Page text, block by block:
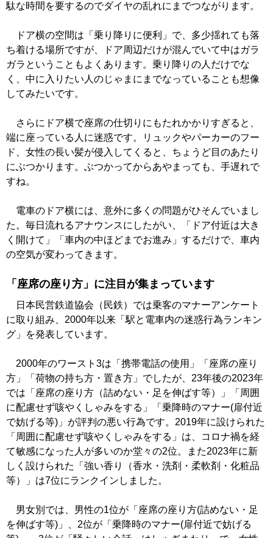
駄な時間を要するのでダイヤの乱れにまでつながります。
ドア横の空間は「乗り降りに便利」で、多少揺れても落
ち着ける場所ですが、ドア周辺だけが混んでいて中はガラ
ガラということもよくあります。乗り降りの人だけでな
く、中に入りたい人のじゃまにまでなっていることも想像
してみたいです。
さらにドア横で座席の仕切りにもたれかかりすぎると、
端に座っている人に迷惑です。リュックやパーカーのフー
ド、女性の長い髪が侵入してくると、ちょうど目のあたり
にぶつかります。ぶつかってからあやまっても、手遅れで
すね。
電車のドア横には、意外に多くの問題がひそんでいまし
た。毎日流れるアナウンスにしたがい、「ドア付近は大き
く開けて」「車内の中ほどまでお進み」するだけで、車内
の空気が変わってきます。
「座席の座り方」に注目が集まっています
日本民営鉄道協会（民鉄）では乗客のマナーアンケート
に取り組み、2000年以来「駅と電車内の迷惑行為ランキン
グ」を発表しています。
2000年のワースト3は「携帯電話の使用」「座席の座り
方」「荷物の持ち方・置き方」でしたが、23年後の2023年
では「座席の座り方（詰めない・足を伸ばす等）」「周囲
に配慮せず咳やくしゃみをする」「乗降時のマナー(扉付近
で妨げる等)」が評判の悪い行為です。2019年に設けられた
「周囲に配慮せず咳やくしゃみをする」は、コロナ禍を経
て敏感になった人が多いのか堂々の2位。また2023年に新
しく設けられた「強い香り（香水・洗剤・柔軟剤・化粧品
等）」は7位にランクインしました。
男女別では、男性の1位が「座席の座り方(詰めない・足
を伸ばす等)」、2位が「乗降時のマナー(扉付近で妨げる